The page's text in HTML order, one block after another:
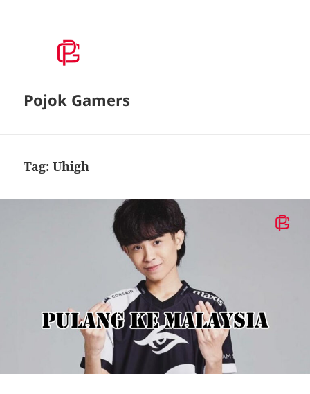
Pojok Gamers
Tag:Uhigh